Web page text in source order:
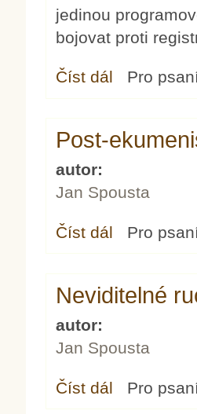
jedinou
bojovat proti
Číst dál Důstojnost,
Pro
Post-
autor:
Jan Spousta
Číst dál Post-Pro
Neviditelné
autor:
Jan Spousta
Číst dál Neviditelné ruce
Pro